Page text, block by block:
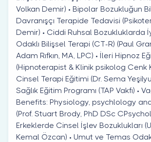
Volkan Demir) • Bipolar Bozukluğun
Davranışçı Terapide Tedavisi
Demir) • Ciddi Ruhsal Bozukluklarda
Odaklı Bilişsel Terapi (CT-R) (Paul
Adam Rıfkın, MA, LPC) • İleri Hipnoz
(Hipnoterapist & Klinik psikolog Cenk
Cinsel Terapi Eğitimi (Dr. Sema
Sağlık Eğitim Programı (TAP Vakfı) •
Benefits: Physiology, psychlology
(Prof. Stuart Brody, PhD DSc CPsychol
Erkeklerde Cinsel İşlev Bozuklukları
Kemal Özcan) • Umut ve Temas